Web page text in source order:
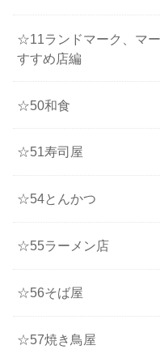
☆11ランドマーク、マ
すすめ店編
☆50和食
☆51寿司屋
☆54とんかつ
☆55ラーメン店
☆56そば屋
☆57焼き鳥屋